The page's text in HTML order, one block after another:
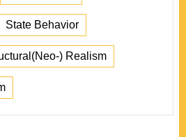
State Behavior
) Realism